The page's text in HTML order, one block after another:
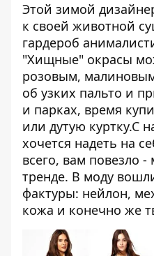
Этой зимой
к своей животной
гардероб
"Хищные" окрасы
розовым,
об узких пальто и
и парках, время
или дутую куртку.С
хочется надеть на
всего, вам повезло
тренде. В моду
фактуры: нейлон,
кожа и конечно же